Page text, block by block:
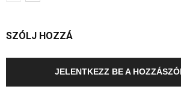
SZÓLJ HOZZÁ
JELENTKEZZ BE A